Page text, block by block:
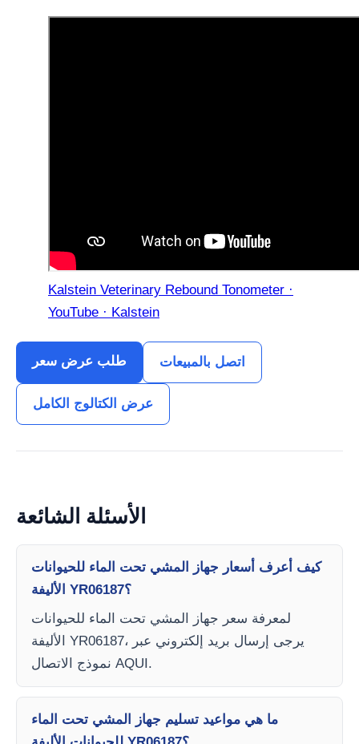
Kalstein Veterinary Rebound Tonometer ·
YouTube · Kalstein
طلب عرض سعر اتصل بالمبيعات
عرض الكتالوج الكامل
الأسئلة الشائعة
كيف أعرف أسعار جهاز المشي تحت الماء للحيوانات
الأليفة YR06187؟
لمعرفة سعر جهاز المشي تحت الماء للحيوانات
الأليفة YR06187، يرجى إرسال بريد إلكتروني عبر
نموذج الاتصال AQUI.
ما هي مواعيد تسليم جهاز المشي تحت الماء